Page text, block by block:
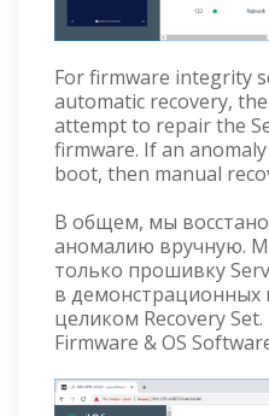
For firmware integrity
automatic recovery,
attempt to repair the
firmware. If an
boot, then manual
В общем, мы
аномалию вручную.
только прошивку
в демонстрационных
целиком Recovery
Firmware & OS